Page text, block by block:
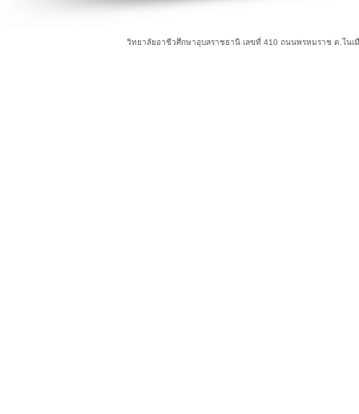
วิทยาลัยอาชีวศึกษาอุบลราชธานี เลขที่ 410 ถนนพรหมราช ต.ในเ